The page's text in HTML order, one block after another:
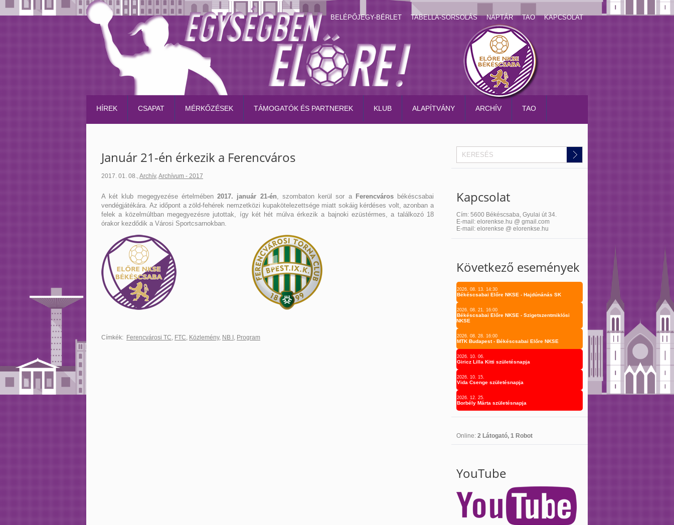
BELÉPŐJEGY-BÉRLET TABELLA-SORSOLÁS NAPTÁR TAO KAPCSOLAT
HÍREK CSAPAT MÉRKŐZÉSEK TÁMOGATÓK ÉS PARTNEREK KLUB ALAPÍTVÁNY ARCHÍV TAO
Kapcsolat
Cím: 5600 Békéscsaba, Gyulai út 34.
E-mail: elorenkse.hu @ gmail.com
E-mail: elorenkse @ elorenkse.hu
Következő események
2026. 08. 13. 14:30
Békéscsabai Előre NKSE - Hajdúnánás SK
2026. 08. 21. 16:00
Békéscsabai Előre NKSE - Szigetszentmiklósi
NKSE
2026. 08. 28. 16:00
MTK Budapest - Békéscsabai Előre NKSE
2026. 10. 06.
Giricz Lilla Kitti születésnapja
2026. 10. 15.
Vida Csenge születésnapja
2026. 12. 25.
Borbély Márta születésnapja
Online: 2 Látogató, 1 Robot
YouTube
Január 21-én érkezik a Ferencváros
2017. 01. 08.,Archív,Archívum - 2017
A két klub megegyezése értelmében2017. január 21-én, szombaton kerül sor a Ferencvárosbékéscsabai
vendégjátékára. Az időpont a zöld-fehérek nemzetközi kupakötelezettsége miatt sokáig kérdéses volt, azonban a
felek a közelmúltban megegyezésre jutottak, így két hét múlva érkezik a bajnoki ezüstérmes, a találkozó 18
órakor kezdődik a Városi Sportcsarnokban.
Címkék: Ferencvárosi TC, FTC, Közlemény, NB I , Program